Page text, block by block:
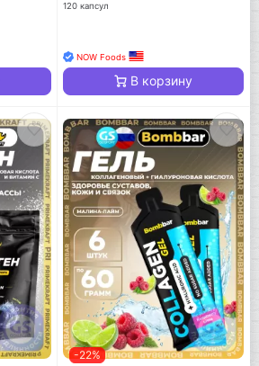
120 капсул
NOW Foods
В корзину
-22%